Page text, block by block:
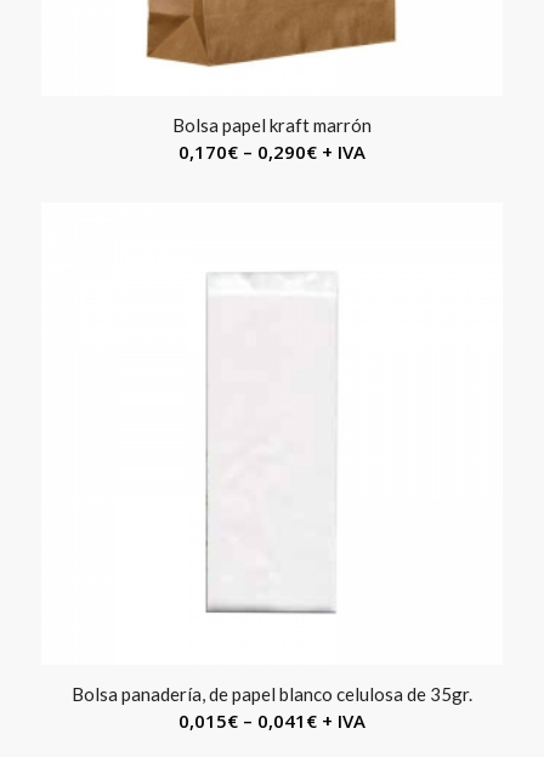
Bolsa papel kraft marrón
0,170€– 0,290€+ IVA
Bolsa panadería, de papel blanco celulosa de 35gr.
0,015€– 0,041 €+ IVA